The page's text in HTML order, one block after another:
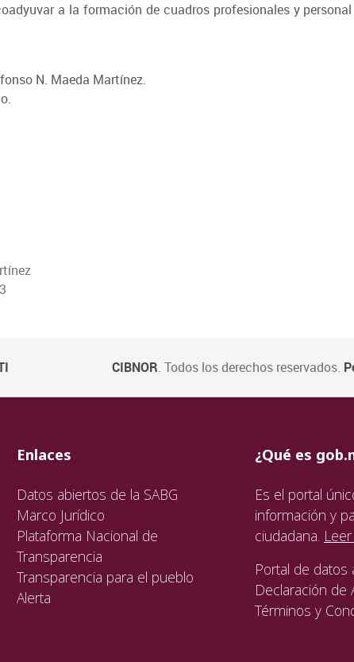
a la formación de cuadros profesionales y
N. Maeda Martínez.
CIBNOR. Todos los derechos reservados.
valida
valida
valida
Enlaces
Datos abiertos de la SABG
Marco Jurídico
Plataforma Nacional de
Transparencia
Transparencia para el pueblo
Alerta
¿Qué es
Es el portal
información y
ciudadana.
Portal de datos
Declaración de
Términos y